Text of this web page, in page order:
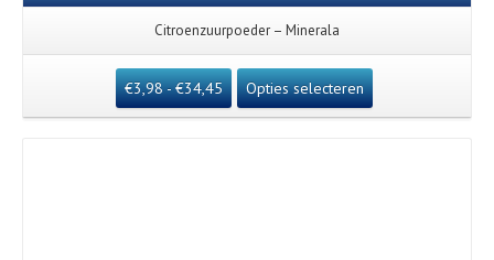
Citroenzuurpoeder – Minerala
€3,98- €34,45 Opties selecteren